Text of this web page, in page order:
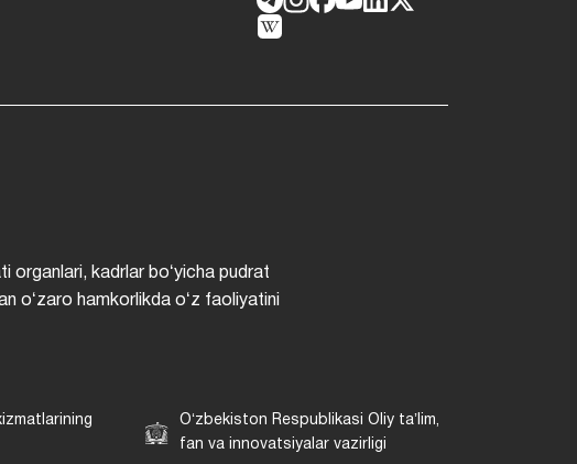
organlari, kadrlar boʻyicha pudrat
oʻzaro hamkorlikda oʻz faoliyatini
Oʻzbekiston Respublikasi Oliy taʼlim,
fan va innovatsiyalar vazirligi